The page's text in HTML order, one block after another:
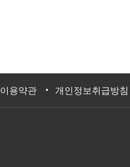
이용약관 개인정보취급방침